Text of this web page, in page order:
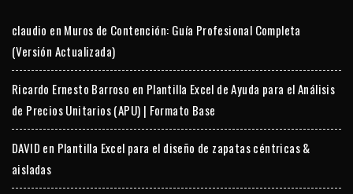
claudio en Muros de Contención: Guía Profesional Completa
(Versión Actualizada)
Ricardo Ernesto Barroso en Plantilla Excel de Ayuda para el Análisis
de Precios Unitarios (APU) | Formato Base
DAVID en Plantilla Excel para el diseño de zapatas céntricas &
aisladas